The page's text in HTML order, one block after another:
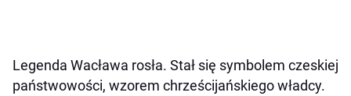
Legenda Wacława rosła. Stał się symbolem czeskiej
państwowości, wzorem chrześcijańskiego władcy.